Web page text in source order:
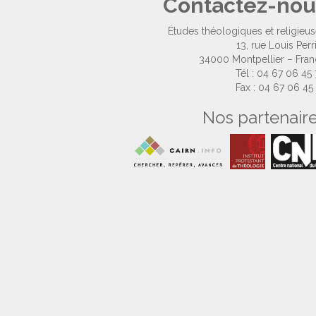
Contactez-
Études théologiques et
13, rue Louis
34000 Montpellier –
Tél : 04 67 06 45
Fax : 04 67 06 45
Nos